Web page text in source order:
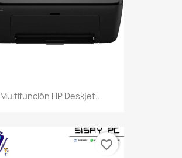
Multifunción HP Deskjet...
favorite_border